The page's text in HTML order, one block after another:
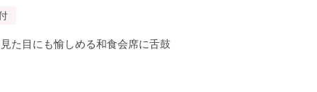
た目にも愉しめる和食会席に舌鼓